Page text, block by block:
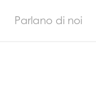
Parlano di noi